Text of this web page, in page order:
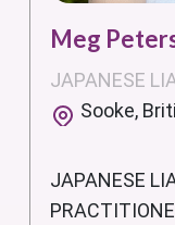
Meg
JAPANESE
Sooke,
JAPANESE